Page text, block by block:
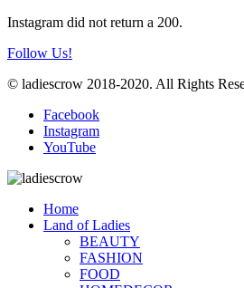
Instagram did not return a 200.
Follow Us!
© ladiescrow 2018-2020. All Rights
Facebook
Instagram
YouTube
Home
Land of Ladies
BEAUTY
FASHION
FOOD